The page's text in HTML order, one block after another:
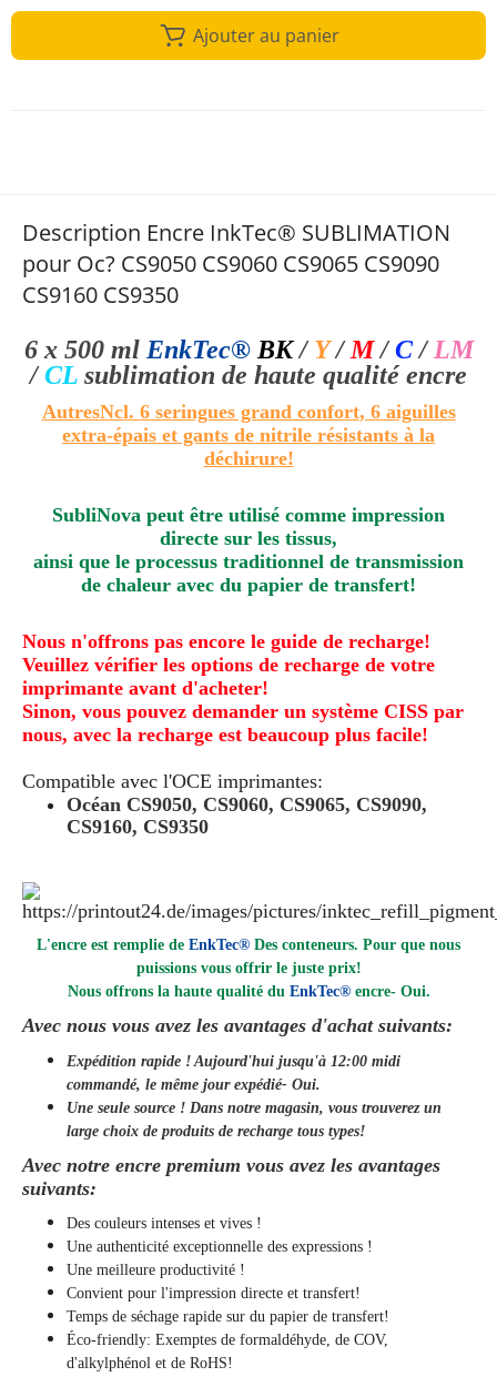
Ajouter au panier
Description Encre InkTec® SUBLIMATION
pour Oc? CS9050 CS9060 CS9065 CS9090
CS9160 CS9350
6 x 500 ml EnkTec® BK / Y/M/C/ LM
/CL sublimation de haute qualitéencre
AutresNcl. 6seringues grand confort, 6 aiguilles
extra-épais et gants de nitrile résistants à la
déchirure!
SubliNova peut être utilisé comme impression
directe sur les tissus,
ainsi que le processus traditionnel de transmission
de chaleur avec du papier de transfert!
Nous n'offrons pas encore le guide de recharge!
Veuillez vérifier les options de recharge de votre
imprimante avant d'acheter!
Sinon, vous pouvez demander un système CISS par
nous, avec la recharge est beaucoup plus facile!
Compatible avec l'OCE imprimantes:
Océan CS9050, CS9060, CS9065, CS9090,
CS9160, CS9350
L'encre est remplie de EnkTec® Des conteneurs. Pour que nous
puissions vous offrir le juste prix!
Nous offrons la haute qualité du EnkTec®encre- Oui.
Avec nous vous avez les avantages d'achat suivants:
Expédition rapide ! Aujourd'hui jusqu'à 12:00 midi
commandé, le même jourexpédié- Oui.
Une seule source ! Dans notre magasin, vous trouverez un
large choix de produits de recharge tous types!
Avec notre encre premium vous avez les avantages
suivants:
Des couleurs intenses et vives !
Une authenticité exceptionnelle des expressions !
Une meilleure productivité !
Convient pour l'impression directe et transfert!
Temps de séchage rapide sur du papier de transfert!
Éco-friendly: Exemptes de formaldéhyde, de COV,
d'alkylphénol et de RoHS!